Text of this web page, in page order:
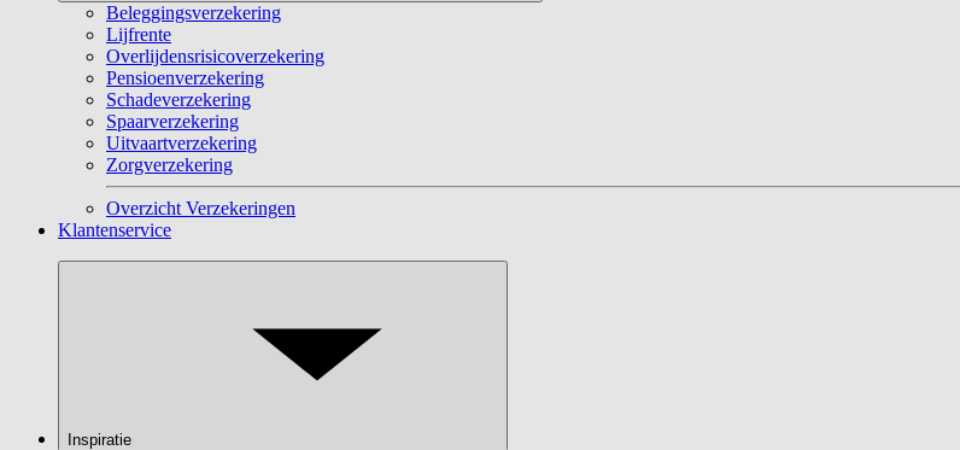
Beleggingsverzekering
Lijfrente
Overlijdensrisicoverzekering
Pensioenverzekering
Schadeverzekering
Spaarverzekering
Uitvaartverzekering
Zorgverzekering
Overzicht Verzekeringen
Klantenservice
Inspiratie